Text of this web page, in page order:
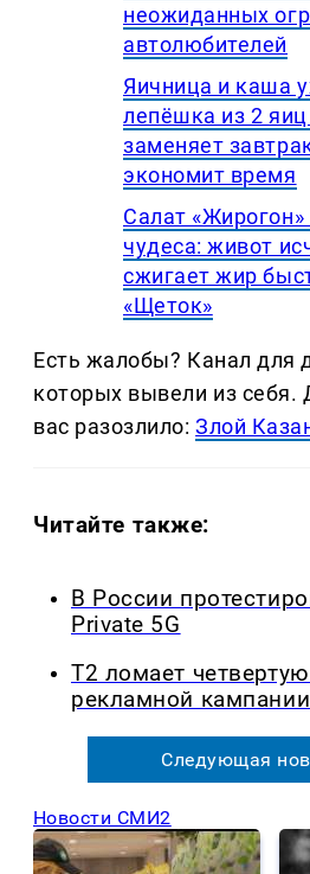
неожиданных
автолюбителей
Яичница и каша
лепёшка из 2 яиц
заменяет
экономит время
Салат
чудеса: живот
сжигает жир
«Щеток»
Есть жалобы? Канал для
которых вывели из себя.
вас разозлило:Злой
Читайте также:
В России
Private 5G
Т2 ломает
рекламной кампании
Следующая
Новости СМИ2